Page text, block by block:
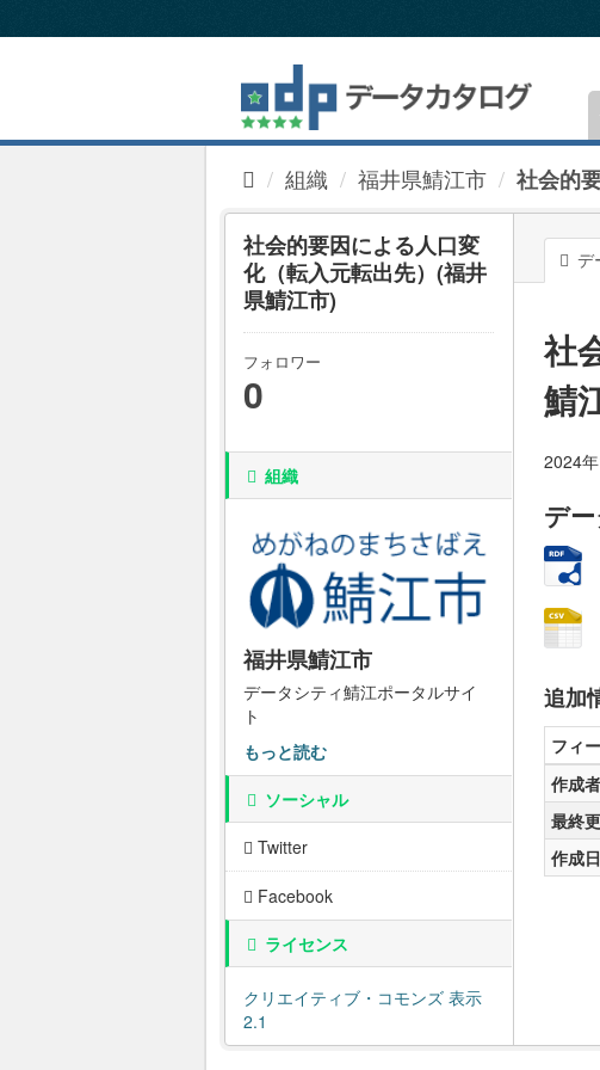
キ
組織 福井県鯖江市 社会的
社会的要因による人口変
化（転入元転出先）(福井
県鯖江市)
フォロワー
0
組織
福井県鯖江市
データシティ鯖江ポータルサイ
ト
もっと読む
ソーシャル
Twitter
Facebook
ライセンス
クリエイティブ・コモンズ 表示
2.1
デ
社
鯖
2024
デ
追加
フィ
作成者
最終
作成日